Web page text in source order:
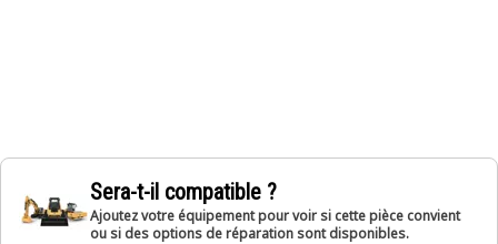
Sera-t-il compatible ?
Ajoutez votre équipement pour voir si cette pièce convient
ou si des options de réparation sont disponibles.